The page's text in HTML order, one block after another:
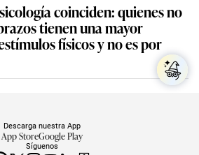
coinciden: quienes no
tienen una mayor
físicos y no es por
Síguenos
Descarga nuestra App
App StoreGoogle Play